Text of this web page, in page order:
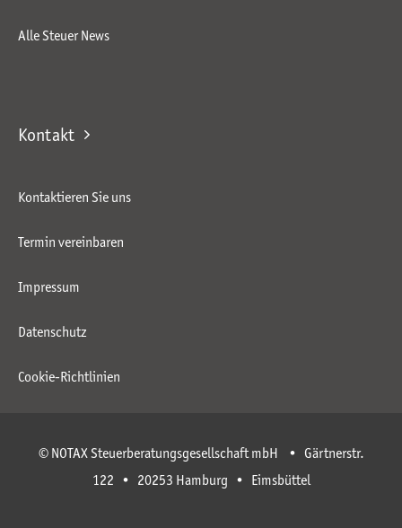
Alle Steuer News
Kontakt
Kontaktieren Sie uns
Termin vereinbaren
Impressum
Datenschutz
Cookie-Richtlinien
© NOTAX Steuerberatungsgesellschaft mbH • Gärtnerstr.
122 • 20253 Hamburg • Eimsbüttel